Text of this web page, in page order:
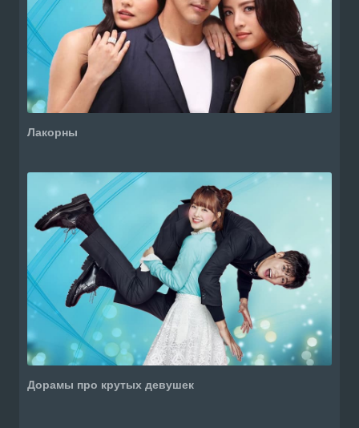
Лакорны
Дорамы про крутых девушек